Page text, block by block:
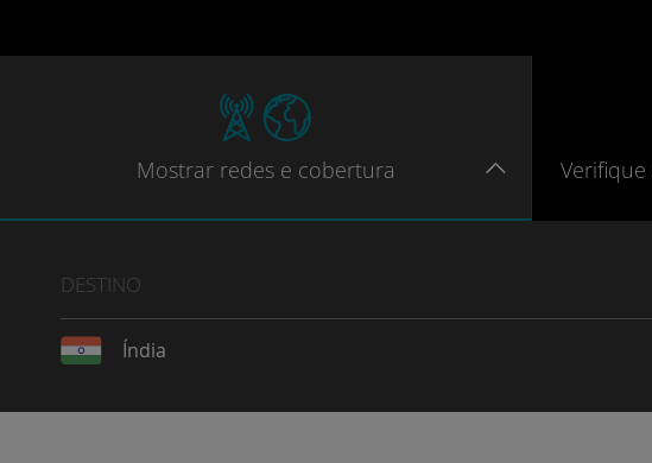
Mostrar redes e cobertura Verifique
DESTINO
Índia